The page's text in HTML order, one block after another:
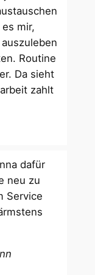
mir,
Routine
Da sieht
zahlt
dafür
neu zu
Service